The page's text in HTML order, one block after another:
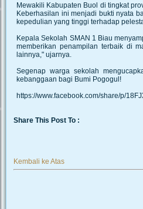
Mewakili Kabupaten Buol di tingkat
Keberhasilan ini menjadi bukti nyata
kepedulian yang tinggi terhadap
Kepala Sekolah SMAN 1 Biau
memberikan penampilan terbaik di
lainnya," ujarnya.
Segenap warga sekolah
kebanggaan bagi Bumi Pogogul!
https://www.facebook.com/share/p/
Share This Post To :
Kembali ke Atas